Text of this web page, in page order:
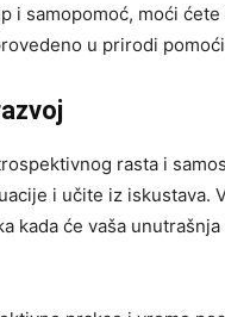
i samopomoć, moći
u prirodi
rasta i
i učite iz iskustava.
kada će vaša